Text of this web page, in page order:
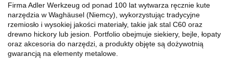
Firma Adler Werkzeug od ponad 100 lat wytwarza ręcznie kute
narzędzia w Waghäusel (Niemcy), wykorzystując tradycyjne
rzemiosło i wysokiej jakości materiały, takie jak stal C60 oraz
drewno hickory lub jesion. Portfolio obejmuje siekiery, bejle, łopaty
oraz akcesoria do narzędzi, a produkty objęte są dożywotnią
gwarancją na elementy metalowe.